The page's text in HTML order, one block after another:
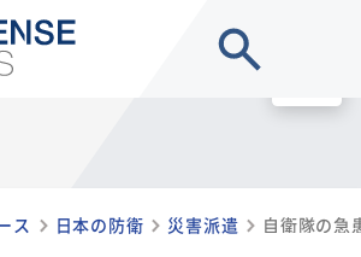
ス 日本の防衛 災害派遣